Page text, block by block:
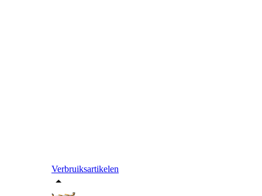
Verbruiksartikelen